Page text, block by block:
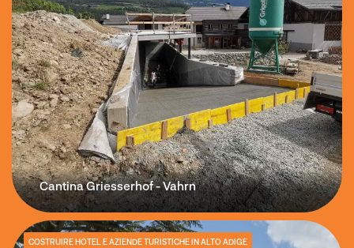
Cantina Griesserhof - Vahrn
COSTRUIRE HOTEL E AZIENDE TURISTICHE IN ALTO ADIGE